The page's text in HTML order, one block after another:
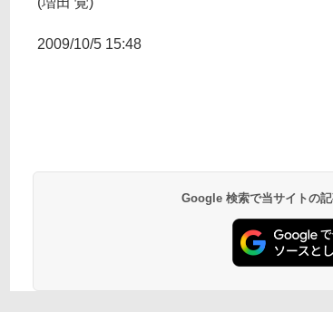
2009/10/5 15:48
Google 検索で当サイトの